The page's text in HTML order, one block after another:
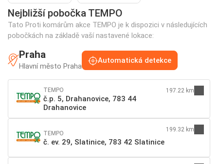
Nejbližší pobočka TEMPO
Tato Proti komárům akce TEMPO je k dispozici v následujících
pobočkách na základě vaší nastavené lokace:
Praha
Hlavní město Praha
Automatická detekce
TEMPO
č.p. 5, Drahanovice, 783 44
Drahanovice
197.22 km
TEMPO
č. ev. 29, Slatinice, 783 42 Slatinice
199.32 km